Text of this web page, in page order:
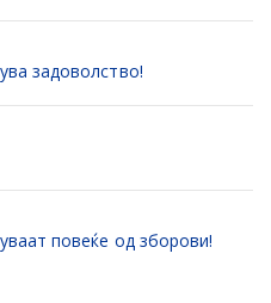
задоволство!
повеќе од зборови!